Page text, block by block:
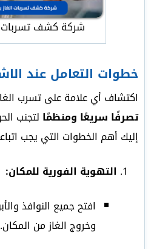
شركة كشف تسربات
خطوات التعامل عند
اكتشاف أي علامة على تسرب
تصرفًا سريعًا ومنظمًا لتجنب
إليك أهم الخطوات التي يجب
التهوية الفورية للمكان:
افتح جميع النوافذ
وخروج الغاز من المكان.